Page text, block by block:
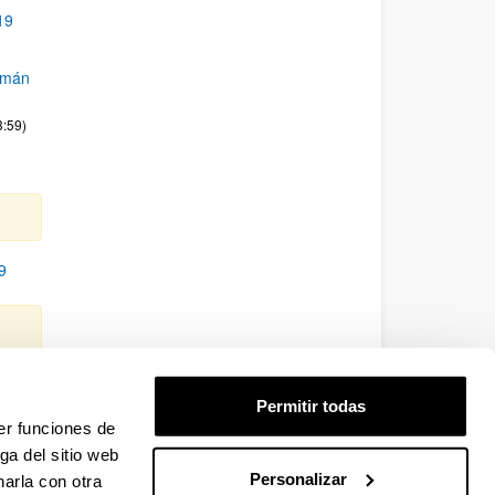
funciones de
del sitio web
con otra
Permitir todas
Personalizar